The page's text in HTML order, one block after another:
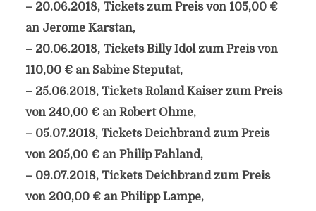
– 20.06.2018, Tickets zum Preis von 105,00 €
an Jerome Karstan,
– 20.06.2018, Tickets Billy Idol zum Preis von
110,00 € an Sabine Steputat,
– 25.06.2018, Tickets Roland Kaiser zum Preis
von 240,00 € an Robert Ohme,
– 05.07.2018, Tickets Deichbrand zum Preis
von 205,00 € an Philip Fahland,
– 09.07.2018, Tickets Deichbrand zum Preis
von 200,00 € an Philipp Lampe,